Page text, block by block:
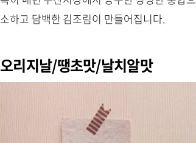
소하고 담백한 김조림이 만들어집니다.
오리지날/땡초맛/날치알맛